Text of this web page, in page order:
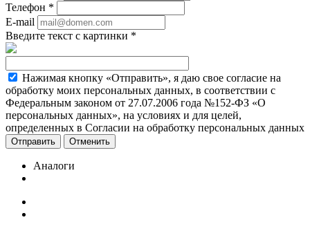
Телефон *
E-mail
Введите текст с картинки *
Нажимая кнопку «Отправить», я даю свое согласие на
обработку моих персональных данных, в соответствии с
Федеральным законом от 27.07.2006 года №152-ФЗ «О
персональных данных», на условиях и для целей,
определенных в Согласии на обработку персональных данных
Отменить
Аналоги